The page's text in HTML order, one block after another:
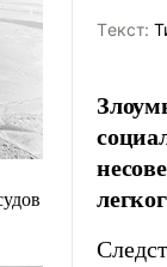
Tекст: